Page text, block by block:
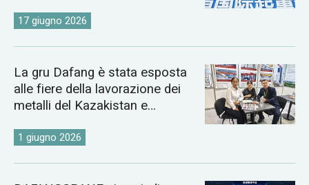
Changyuan.
17 giugno 2026
La gru Dafang è stata esposta
alle fiere della lavorazione dei
metalli del Kazakistan e
1 giugno 2026